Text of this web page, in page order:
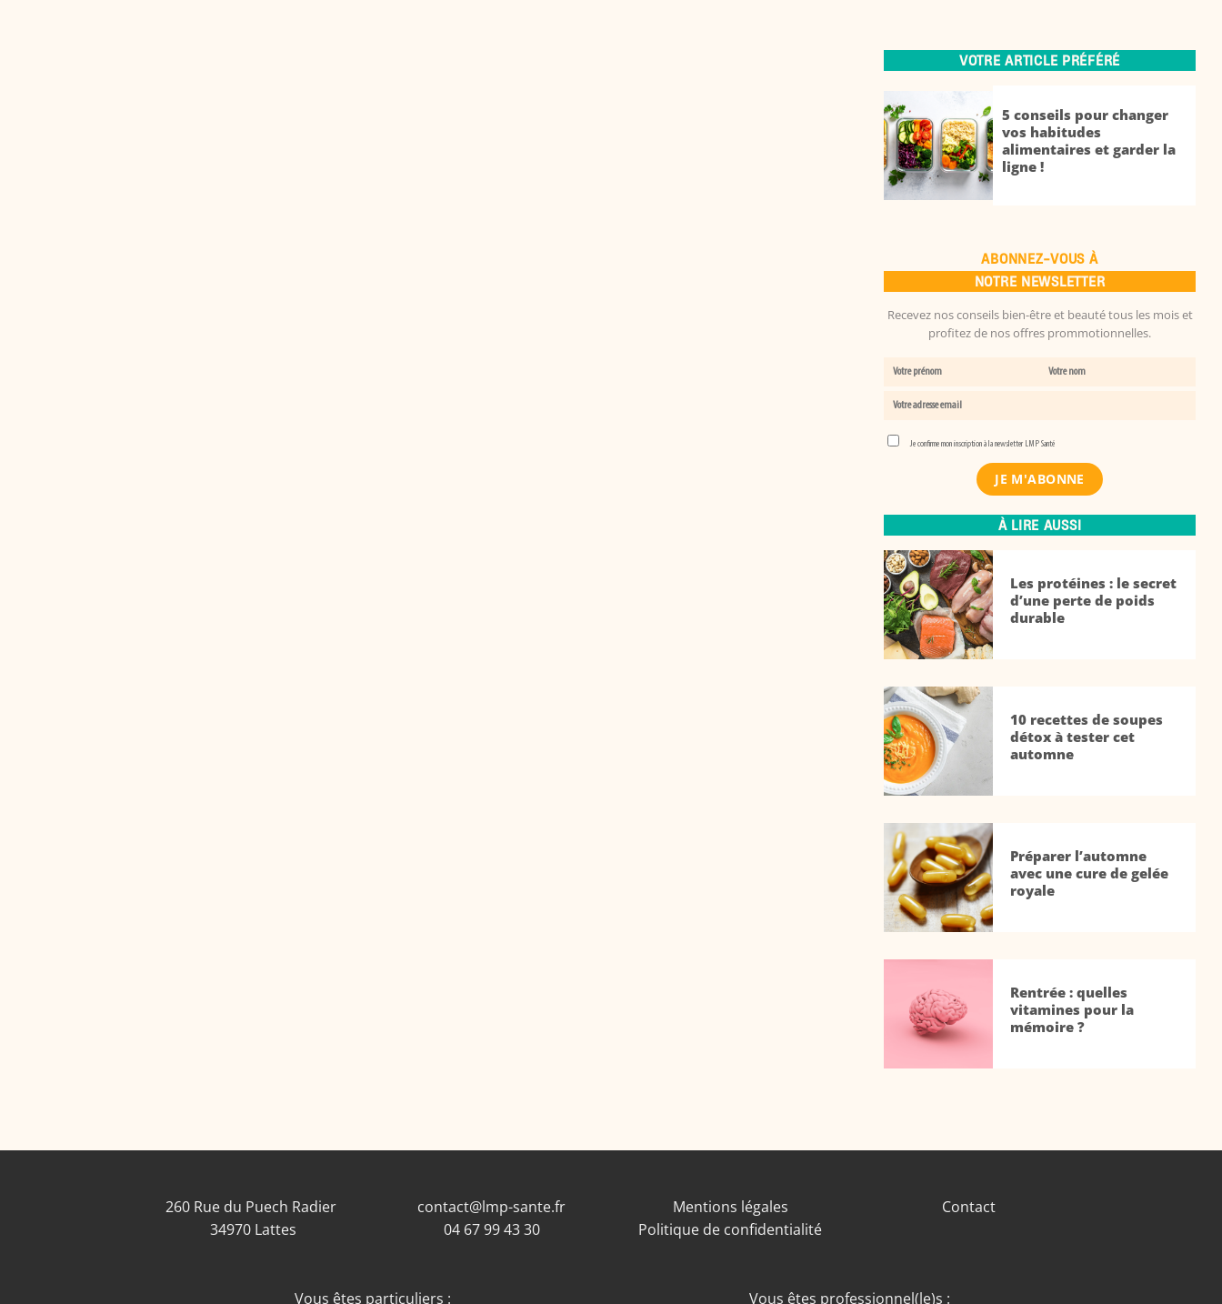
VOTRE ARTICLE PRÉFÉRÉ
5 conseils pour changer
vos habitudes
alimentaires et garder la
ligne !
ABONNEZ-VOUS À
NOTRE NEWSLETTER
Recevez nos conseils bien-être et beauté tous les mois et
profitez de nos offres prommotionnelles.
Je confirme mon inscription à la newsletter LMP Santé
À LIRE AUSSI
Les protéines : le secret
d’une perte de poids
durable
10 recettes de soupes
détox à tester cet
automne
Préparer l’automne
avec une cure de gelée
royale
Rentrée : quelles
vitamines pour la
mémoire ?
260 Rue du Puech Radier
34970 Lattes
contact@lmp-sante.fr
04 67 99 43 30
Mentions légales
Politique de confidentialité
Contact
Vous êtes particuliers : Vous êtes professionnel(le)s :